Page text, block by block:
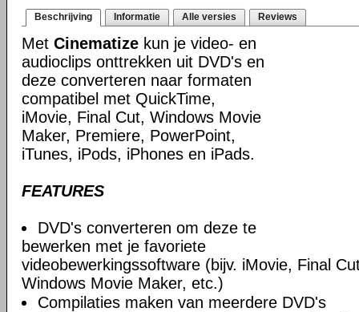
Beschrijving Informatie Alle versies Reviews
Met Cinematize kun je video- en
audioclips onttrekken uit DVD's en
deze converteren naar formaten
compatibel met QuickTime,
iMovie, Final Cut, Windows Movie
Maker, Premiere, PowerPoint,
iTunes, iPods, iPhones en iPads.
FEATURES
DVD's converteren om deze te
bewerken met je favoriete
videobewerkingssoftware (bijv. iMovie, Final
Windows Movie Maker, etc.)
Compilaties maken van meerdere DVD's